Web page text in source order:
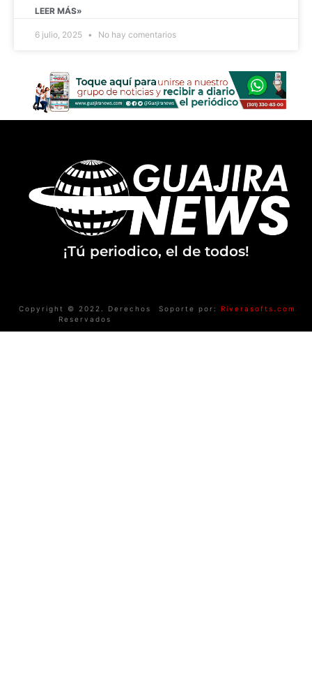
LEER MÁS»
6 julio, 2025 No hay comentarios
¡Tú periodico, el de todos!
Copyright © 2022. Derechos
Reservados
Soporte por: Riverasofts.com